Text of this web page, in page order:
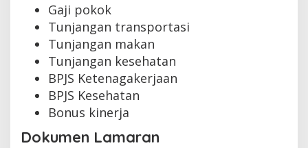
Gaji pokok
Tunjangan transportasi
Tunjangan makan
Tunjangan kesehatan
BPJS Ketenagakerjaan
BPJS Kesehatan
Bonus kinerja
Dokumen Lamaran